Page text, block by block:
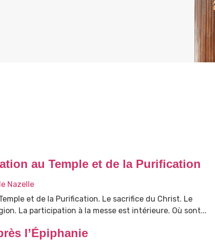
au Temple et de la Purification
Nazelle
et de la Purification. Le sacrifice du Christ. Le
La participation à la messe est intérieure. Où sont...
l’Épiphanie